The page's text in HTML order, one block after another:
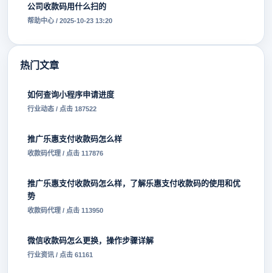
公司收款码用什么扫的
帮助中心 / 2025-10-23 13:20
热门文章
如何查询小程序申请进度
行业动态 / 点击 187522
推广乐惠支付收款码怎么样
收款码代理 / 点击 117876
推广乐惠支付收款码怎么样，了解乐惠支付收款码的使用和优
势
收款码代理 / 点击 113950
微信收款码怎么更换，操作步骤详解
行业资讯 / 点击 61161